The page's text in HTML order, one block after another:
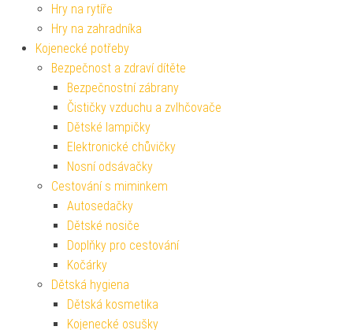
Hry na rytíře
Hry na zahradníka
Kojenecké potřeby
Bezpečnost a zdraví dítěte
Bezpečnostní zábrany
Čističky vzduchu a zvlhčovače
Dětské lampičky
Elektronické chůvičky
Nosní odsávačky
Cestování s miminkem
Autosedačky
Dětské nosiče
Doplňky pro cestování
Kočárky
Dětská hygiena
Dětská kosmetika
Kojenecké osušky